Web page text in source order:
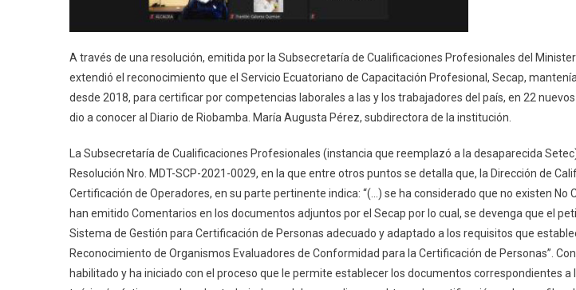
A través de una resolución, emitida por la Subsecretaría de Cualificaciones Profesionales del
extendió el reconocimiento que el Servicio Ecuatoriano de Capacitación Profesional, Secap,
desde 2018, para certificar por competencias laborales a las y los trabajadores del país, en 22
dio a conocer al Diario de Riobamba. María Augusta Pérez, subdirectora de la institución.
La Subsecretaría de Cualificaciones Profesionales (instancia que reemplazó a la desaparecida
Resolución Nro. MDT-SCP-2021-0029, en la que entre otros puntos se detalla que, la Dirección de
Certificación de Operadores, en su parte pertinente indica: “(…) se ha considerado que no existen No
han emitido Comentarios en los documentos adjuntos por el Secap por lo cual, se devenga que el
Sistema de Gestión para Certificación de Personas adecuado y adaptado a los requisitos que
Reconocimiento de Organismos Evaluadores de Conformidad para la Certificación de Personas”.
habilitado y ha iniciado con el proceso que le permite establecer los documentos correspondientes a